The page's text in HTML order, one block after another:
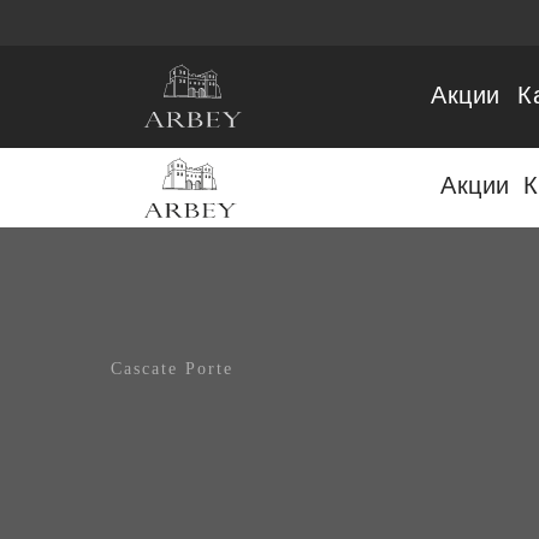
Акции
Акции
Cascate Porte